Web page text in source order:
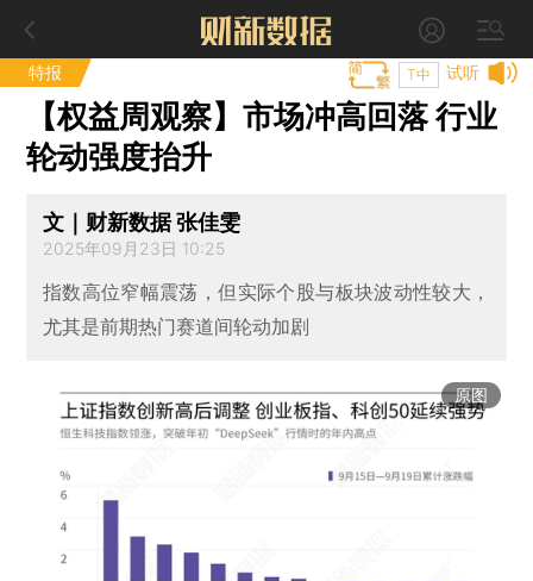
特报 试听
T中
【权益周观察】市场冲高回落 行业
轮动强度抬升
文｜财新数据 张佳雯
2025年09月23日 10:25
指数高位窄幅震荡，但实际个股与板块波动性较大，
尤其是前期热门赛道间轮动加剧
原图